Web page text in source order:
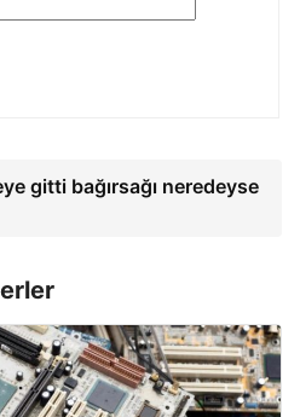
gitti bağırsağı neredeyse